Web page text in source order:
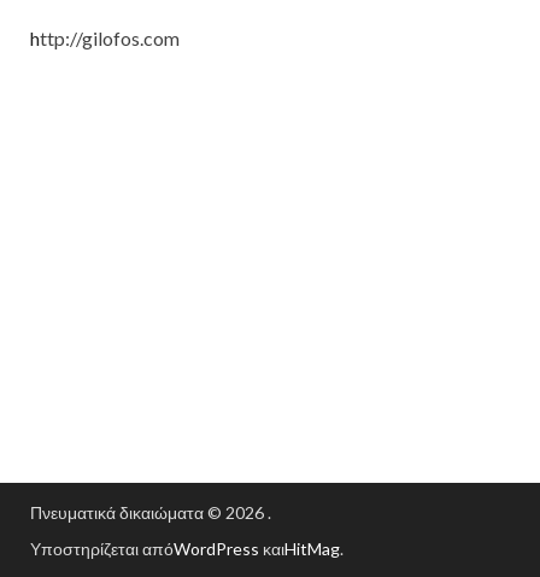
http://gilofos.com
Πνευματικά δικαιώματα © 2026.
Υποστηρίζεται απόWordPress καιHitMag.